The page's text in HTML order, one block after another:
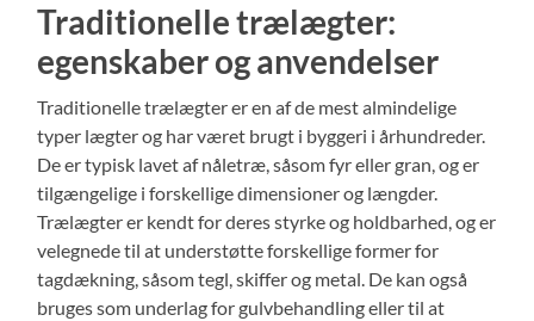
Traditionelle trælægter:
egenskaber og anvendelser
Traditionelle trælægter er en af de mest almindelige
typer lægter og har været brugt i byggeri i århundreder.
De er typisk lavet af nåletræ, såsom fyr eller gran, og er
tilgængelige i forskellige dimensioner og længder.
Trælægter er kendt for deres styrke og holdbarhed, og er
velegnede til at understøtte forskellige former for
tagdækning, såsom tegl, skiffer og metal. De kan også
bruges som underlag for gulvbehandling eller til at